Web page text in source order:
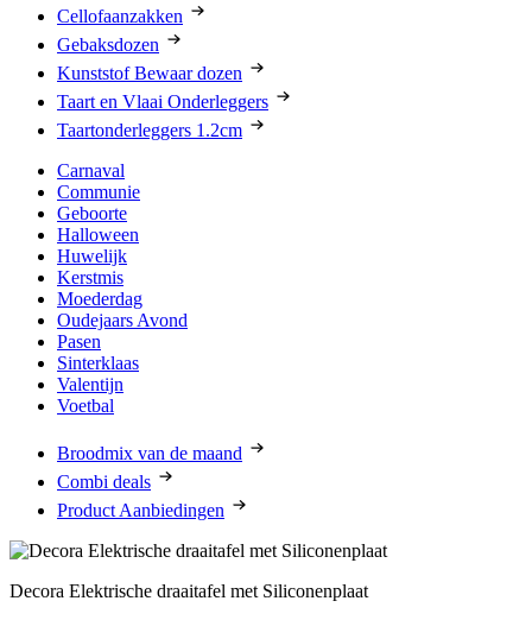
Cellofaanzakken
Gebaksdozen
Kunststof Bewaar dozen
Taart en Vlaai Onderleggers
Taartonderleggers 1.2cm
Carnaval
Communie
Geboorte
Halloween
Huwelijk
Kerstmis
Moederdag
Oudejaars Avond
Pasen
Sinterklaas
Valentijn
Voetbal
Broodmix van de maand
Combi deals
Product Aanbiedingen
Decora Elektrische draaitafel met Siliconenplaat